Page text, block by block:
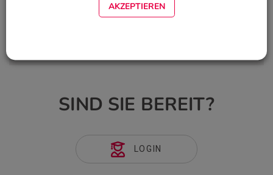
SIND SIE BEREIT?
LOGIN
AKZEPTIEREN